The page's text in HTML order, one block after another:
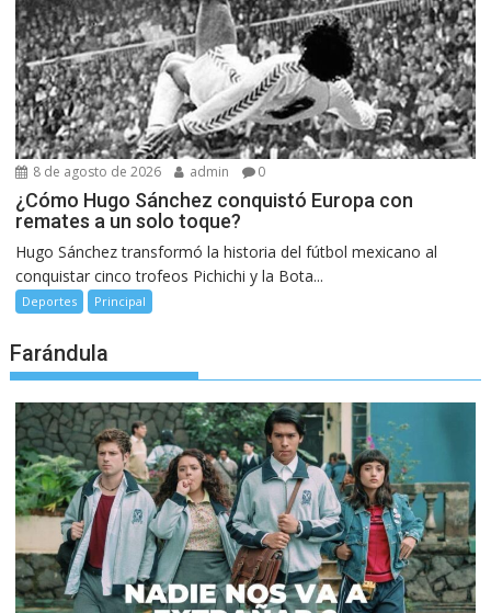
8 de agosto de 2026 admin 0
¿Cómo Hugo Sánchez conquistó Europa con
remates a un solo toque?
Hugo Sánchez transformó la historia del fútbol mexicano al
conquistar cinco trofeos Pichichi y la Bota...
Deportes Principal
Farándula